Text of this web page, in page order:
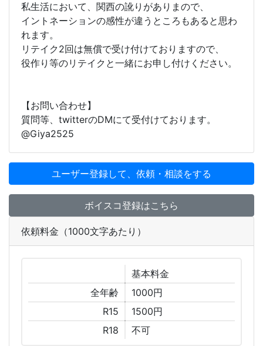
私生活において、関西の訛りがありまので、
イントネーションの感性が違うところもあると思わ
れます。
リテイク2回は無償で受け付けておりますので、
役作り等のリテイクと一緒にお申し付けください。
【お問い合わせ】
質問等、twitterのDMにて受付けております。
@Giya2525
ユーザー登録して、依頼・相談をする
ボイスコ登録はこちら
依頼料金（1000文字あたり）
基本料金
全年齢
1000円
R15
1500円
R18
不可